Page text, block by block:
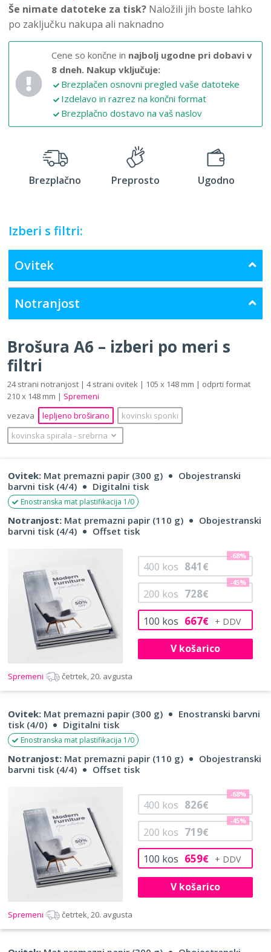
Še nimate datoteke za tisk? Naložili jih boste lahko
po zaključku nakupa ali naknadno
Cene so končne in najbolj ugodne pri dobavi v
8 dneh. Nakup vključuje:
Brezplačen osnovni pregled vaše datoteke
Izdelavo in razrez na končni format
Brezplačno dostavo na vaš naslov
Brezplačno Preprosto Ugodno
Izberi s filtri:
Ovitek
Notranjost
Brošura A6 – izberi po meri s
filtri
24 strani notranjost | 4 strani ovitek | 105 x 148 mm | odprti format
210 x 148 mm | Spremeni
vezava
lepljeno broširano
kovinski sponki
kovinska spirala ‐ srebrna
Ovitek: Mat premazni papir (300 g)
Obojestranski
barvni tisk (4/4)
Digitalni tisk
Enostranska mat plastifikacija 1/0
Notranjost: Mat premazni papir (110 g)
Obojestranski
barvni tisk (4/4)
Offset tisk
100 kos 667€
200 kos 728€
-45%
400 kos 841€
-68%
V košarico
Spremeni četrtek, 20. avgusta
Ovitek: Mat premazni papir (300 g)
Enostranski barvni
tisk (4/0)
Digitalni tisk
Enostranska mat plastifikacija 1/0
Notranjost: Mat premazni papir (110 g)
Obojestranski
barvni tisk (4/4)
Offset tisk
100 kos 659€
200 kos 719€
-45%
400 kos 826€
-68%
V košarico
Spremeni četrtek, 20. avgusta